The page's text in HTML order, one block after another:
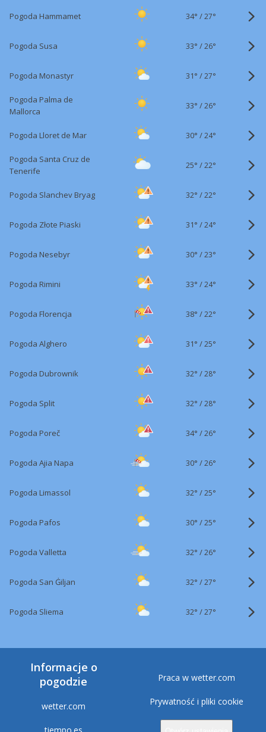
Pogoda Hammamet 34° /27°
Pogoda Susa 33° /26°
Pogoda Monastyr 31° /27°
Pogoda Palma de
Mallorca
33° /26°
Pogoda Lloret de Mar 30° /24°
Pogoda Santa Cruz de
Tenerife
25° /22°
Pogoda Slanchev Bryag 32° /22°
Pogoda Złote Piaski 31° /24°
Pogoda Nesebyr 30° /23°
Pogoda Rimini 33° /24°
Pogoda Florencja 38° /22°
Pogoda Alghero 31° /25°
Pogoda Dubrownik 32° /28°
Pogoda Split 32° /28°
Pogoda Poreč 34° /26°
Pogoda Ajia Napa 30° /26°
Pogoda Limassol 32° /25°
Pogoda Pafos 30° /25°
Pogoda Valletta 32° /26°
Pogoda San Ġiljan 32° /27°
Pogoda Sliema 32° /27°
Informacje o
pogodzie
wetter.com
Praca w wetter.com
Prywatność i pliki cookie